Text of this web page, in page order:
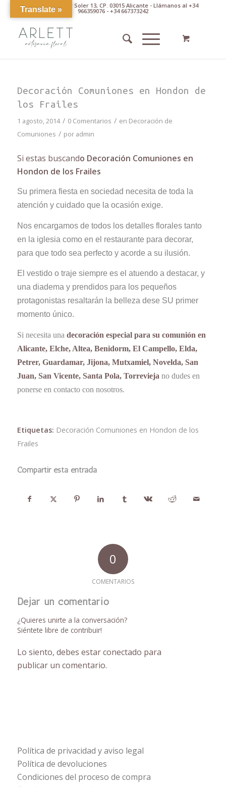
Av. Pintor Xavier Soler 13, CP. 03015 Alicante - Llámanos al +34
966359076 - +34 667373242
Decoración Comuniones en Hondon de
los Frailes
1 agosto, 2014 / 0 Comentarios / en Decoración de
Comuniones / por admin
Si estas buscando Decoración Comuniones en
Hondon de los Frailes
Su primera fiesta en sociedad necesita de toda la
atención y cuidado que la ocasión exige.
Nos encargamos de todos los detalles florales tanto
en la iglesia como en el restaurante para decorar,
para que todo sea perfecto y acorde a su ilusión.
El vestido o traje siempre es el atuendo a destacar, y
una diadema y prendidos para los pequeños
protagonistas resaltarán la belleza dese SU primer
momento único.
Si necesita una decoración especial para su comunión en
Alicante, Elche, Altea, Benidorm, El Campello, Elda,
Petrer, Guardamar, Jijona, Mutxamiel, Novelda, San
Juan, San Vicente, Santa Pola, Torrevieja no dudes en
ponerse en contacto con nosotros.
Etiquetas: Decoración Comuniones en Hondon de los
Frailes
Compartir esta entrada
0
COMENTARIOS
Dejar un comentario
¿Quieres unirte a la conversación?
Siéntete libre de contribuir!
Lo siento, debes estarconectado para
publicar un comentario.
Política de privacidad y aviso legal
Política de devoluciones
Condiciones del proceso de compra
Translate »